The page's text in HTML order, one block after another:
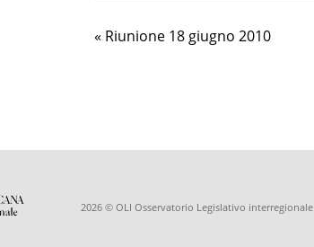
Evento
« Riunione 18 giugno 2010
2026 © OLI Osservatorio Legislativo interregionale